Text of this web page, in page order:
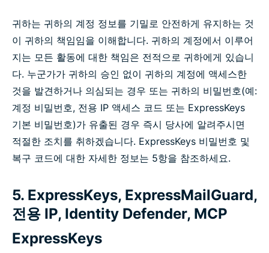
귀하는 귀하의 계정 정보를 기밀로 안전하게 유지하는 것
이 귀하의 책임임을 이해합니다. 귀하의 계정에서 이루어
지는 모든 활동에 대한 책임은 전적으로 귀하에게 있습니
다. 누군가가 귀하의 승인 없이 귀하의 계정에 액세스한
것을 발견하거나 의심되는 경우 또는 귀하의 비밀번호(예:
계정 비밀번호, 전용 IP 액세스 코드 또는 ExpressKeys
기본 비밀번호)가 유출된 경우 즉시 당사에 알려주시면
적절한 조치를 취하겠습니다. ExpressKeys 비밀번호 및
복구 코드에 대한 자세한 정보는 5항을 참조하세요.
5. ExpressKeys, ExpressMailGuard,
전용 IP, Identity Defender, MCP
ExpressKeys